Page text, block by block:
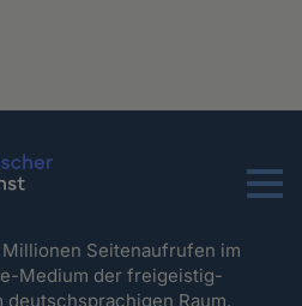
Menu
Seitenaufrufen im
Medium der freigeistig-
Raum.